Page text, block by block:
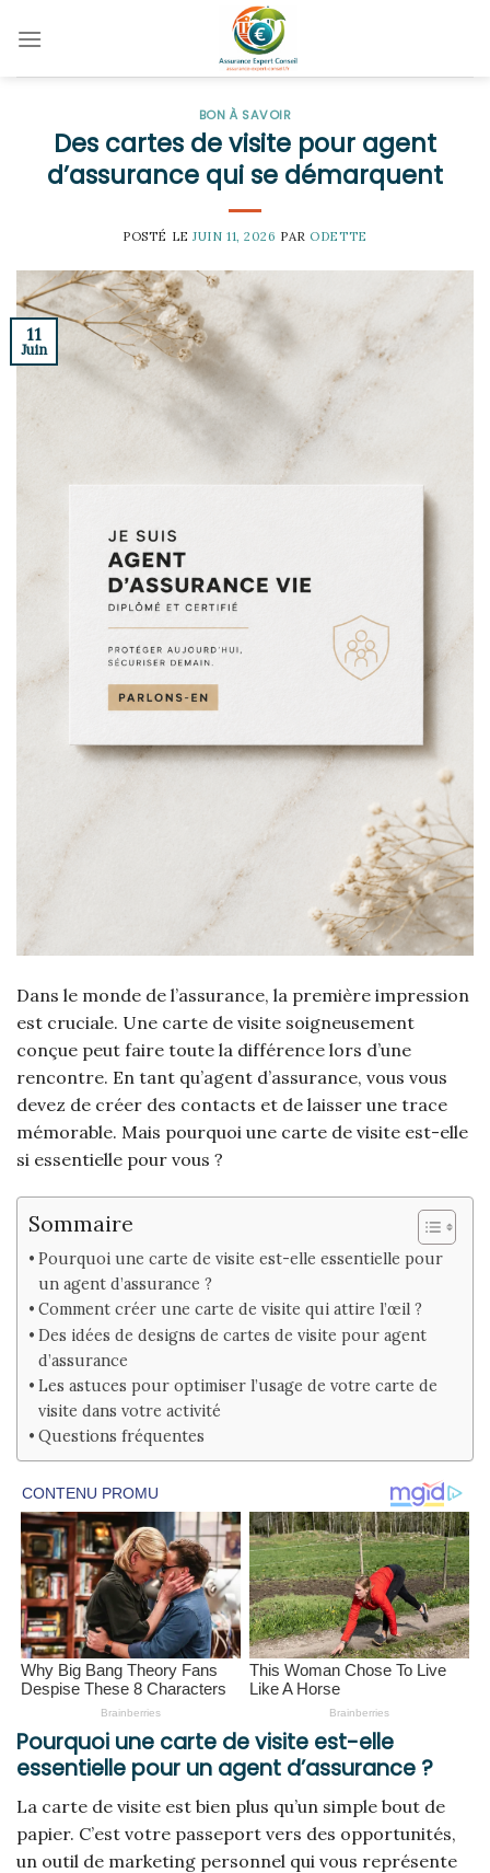
BON À SAVOIR
Des cartes de visite pour agent
d’assurance qui se démarquent
POSTÉ LEJUIN 11, 2026 PAR ODETTE
11
Juin
Dans le monde de l’assurance, la première impression
est cruciale. Une carte de visite soigneusement
conçue peut faire toute la différence lors d’une
rencontre. En tant qu’agent d’assurance, vous vous
devez de créer des contacts et de laisser une trace
mémorable. Mais pourquoi une carte de visite est-elle
si essentielle pour vous ?
Sommaire
Pourquoi une carte de visite est-elle essentielle pour
un agent d’assurance ?
Comment créer une carte de visite qui attire l’œil ?
Des idées de designs de cartes de visite pour agent
d’assurance
Les astuces pour optimiser l’usage de votre carte de
visite dans votre activité
Questions fréquentes
Pourquoi une carte de visite est-elle
essentielle pour un agent d’assurance ?
La carte de visite est bien plus qu’un simple bout de
papier. C’est votre passeport vers des opportunités,
un outil de marketing personnel qui vous représente